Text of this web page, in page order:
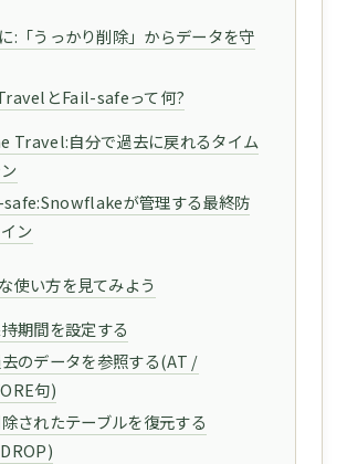
:「うっかり削除」からデータを守
とFail-safeって何?
Travel:自分で過去に戻れるタイム
が管理する最終防
ン
使い方を見てみよう
期間を設定する
去のデータを参照する(AT /
句)
されたテーブルを復元する